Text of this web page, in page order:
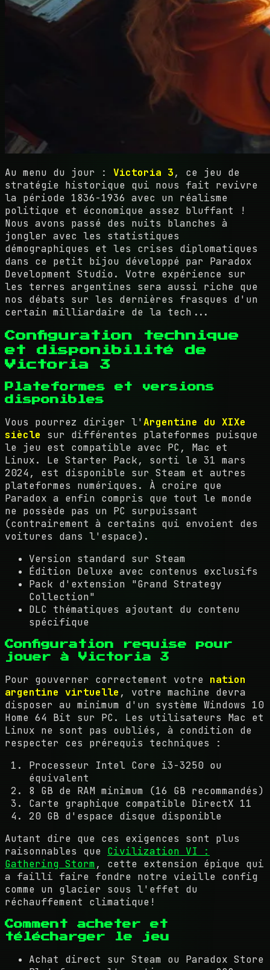
Au menu du jour : Victoria 3, ce jeu de
stratégie historique qui nous fait revivre
la période 1836-1936 avec un réalisme
politique et économique assez bluffant !
Nous avons passé des nuits blanches à
jongler avec les statistiques
démographiques et les crises diplomatiques
dans ce petit bijou développé par Paradox
Development Studio. Votre expérience sur
les terres argentines sera aussi riche que
nos débats sur les dernières frasques d'un
certain milliardaire de la tech...
Configuration technique
et disponibilité de
Victoria 3
Plateformes et versions
disponibles
Vous pourrez diriger l'Argentine du XIXe
siècle sur différentes plateformes puisque
le jeu est compatible avec PC, Mac et
Linux. Le Starter Pack, sorti le 31 mars
2024, est disponible sur Steam et autres
plateformes numériques. À croire que
Paradox a enfin compris que tout le monde
ne possède pas un PC surpuissant
(contrairement à certains qui envoient des
voitures dans l'espace).
Version standard sur Steam
Édition Deluxe avec contenus exclusifs
Pack d'extension "Grand Strategy
Collection"
DLC thématiques ajoutant du contenu
spécifique
Configuration requise pour
jouer à Victoria 3
Pour gouverner correctement votre nation
argentine virtuelle , votre machine devra
disposer au minimum d'un système Windows 10
Home 64 Bit sur PC. Les utilisateurs Mac et
Linux ne sont pas oubliés, à condition de
respecter ces prérequis techniques :
Processeur Intel Core i3-3250 ou
équivalent
8 GB de RAM minimum (16 GB recommandés)
Carte graphique compatible DirectX 11
20 GB d'espace disque disponible
Autant dire que ces exigences sont plus
raisonnables que Civilization VI :
Gathering Storm, cette extension épique qui
a failli faire fondre notre vieille config
comme un glacier sous l'effet du
réchauffement climatique!
Comment acheter et
télécharger le jeu
Achat direct sur Steam ou Paradox Store